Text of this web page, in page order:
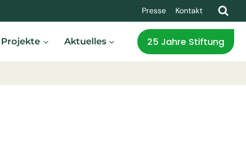
Presse Kontakt
Projekte Aktuelles 25 Jahre Stiftung